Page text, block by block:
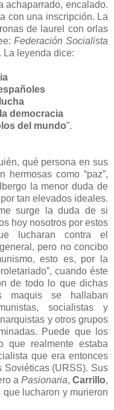
achaparrado, encalado.
con una inscripción. La
de laurel con orlas
Federación Socialista
La leyenda dice:
democracia
del mundo”.
qué persona en sus
hermosas como “paz”,
la menor duda de
tan elevados ideales.
surge la duda de si
hoy nosotros por estos
lucharan contra el
pero no concibo
esto es, por la
cuando éste
de todo lo que dichas
maquis se hallaban
socialistas y
y otros grupos
Puede que los
que realmente estaba
que era entonces
Soviéticas (URSS). Sus
a Pasionaria,Carrillo,
lucharon y murieron